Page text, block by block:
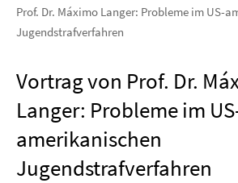
Prof. Dr. Máximo Langer: Probleme im US-
Jugendstrafverfahren
Vortrag von Prof. Dr.
Langer: Probleme im
amerikanischen
Jugendstrafverfahren